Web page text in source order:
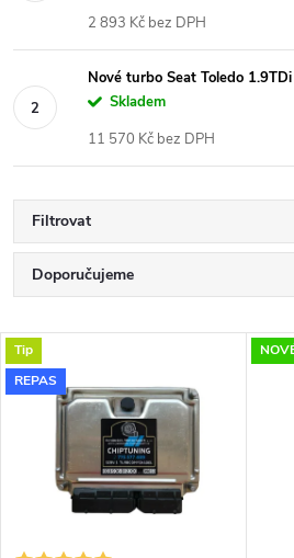
2 893 Kč bez DPH
Nové turbo Seat Toledo
Skladem
11 570 Kč bez DPH
Filtrovat
Ř
a
z
Doporučujeme
Nejdražší
Nejprodávanější
V
ý
Tip
REPAS